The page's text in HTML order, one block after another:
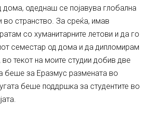
дома, одеднаш се појавува глобална
во странство. За среќа, имав
со хуманитарните летови и да го
семестар од дома и да дипломирам
во текот на моите студии добив две
беше за Еразмус размената во
беше поддршка за студентите во